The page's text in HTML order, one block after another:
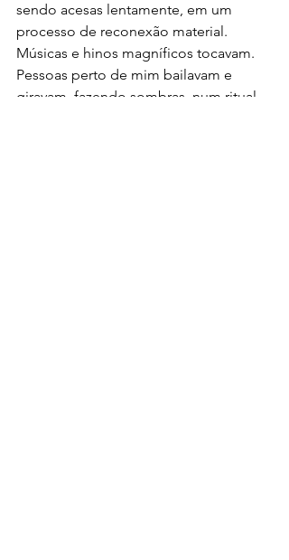
sendo acesas lentamente, em um
processo de reconexão material.
Músicas e hinos magníficos tocavam.
Pessoas perto de mim bailavam e
giravam, fazendo sombras, num ritual